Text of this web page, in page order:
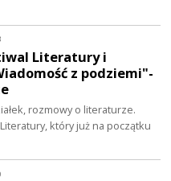
Literatury i
z podziemi"-
rozmowy o literaturze.
który już na początku